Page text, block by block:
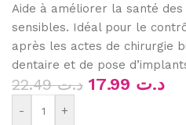
Aide à améliorer la santé
sensibles. Idéal pour le
après les actes de chirurgie
dentaire et de pose
د.ت22.49 د.ت
- +